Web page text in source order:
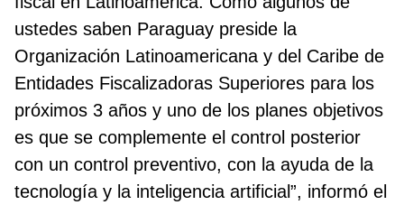
ustedes saben Paraguay preside la
Organización Latinoamericana y del Caribe de
Entidades Fiscalizadoras Superiores para los
próximos 3 años y uno de los planes objetivos
es que se complemente el control posterior
con un control preventivo, con la ayuda de la
tecnología y la inteligencia artificial”, informó el